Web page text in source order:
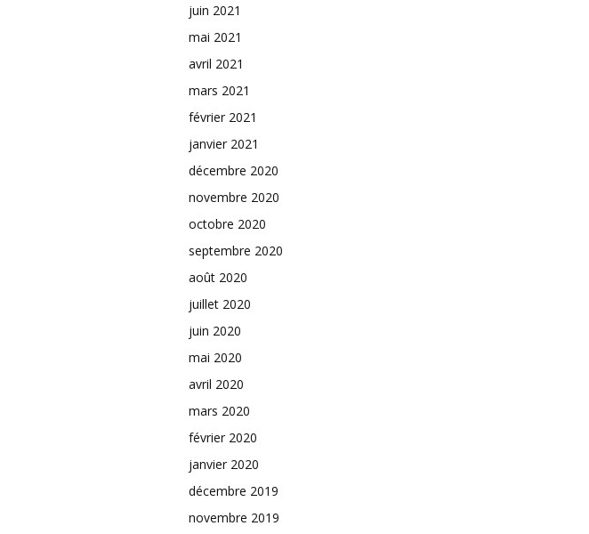
juin 2021
mai 2021
avril 2021
mars 2021
février 2021
janvier 2021
décembre 2020
novembre 2020
octobre 2020
septembre 2020
août 2020
juillet 2020
juin 2020
mai 2020
avril 2020
mars 2020
février 2020
janvier 2020
décembre 2019
novembre 2019